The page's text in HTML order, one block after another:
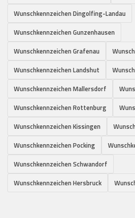
Wunschkennzeichen Dingolfing-Landau
Wunschkennzeichen Gunzenhausen
Wunschkennzeichen Grafenau
Wunschkennzeichen Landshut
Wunschkennzeichen Mallersdorf
Wunschkennzeichen Rottenburg
Wunschkennzeichen Kissingen
Wunschkennzeichen Pocking
Wunschkennzeichen Schwandorf
Wunschkennzeichen Hersbruck